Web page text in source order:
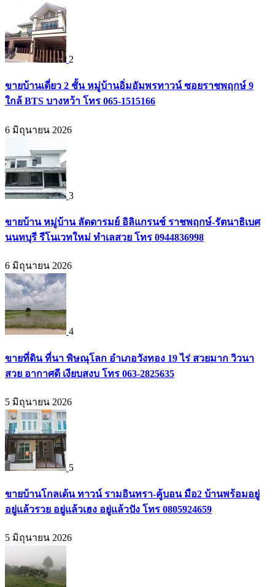
2
ขายบ้านเดี่ยว 2 ชั้น หมู่บ้านอิ่มอัมพรทาวน์ ซอยราชพฤกษ์ 9
ใกล้ BTS บางหว้า โทร 065-1515166
6 มิถุนายน 2026
3
ขายบ้าน หมู่บ้าน ลัดดารมย์ อิลิแกรนช์ ราชพฤกษ์-รัตนาธิเบศ
นนทบุรี รีโนเวทใหม่ ทำเลสวย โทร 0944836998
6 มิถุนายน 2026
4
ขายที่ดิน ที่นา พิษณุโลก อำเภอวังทอง 19 ไร่ สวยมาก วิวนา
สวย อากาศดี เงียบสงบ โทร 063-2825635
5 มิถุนายน 2026
5
ขายบ้านโกลเด้น ทาวน์ รามอินทรา-คู้บอน มือ2 บ้านพร้อมอยู่
อยู่แล้วรวย อยู่แล้วเฮง อยู่แล้วปัง โทร 0805924659
5 มิถุนายน 2026